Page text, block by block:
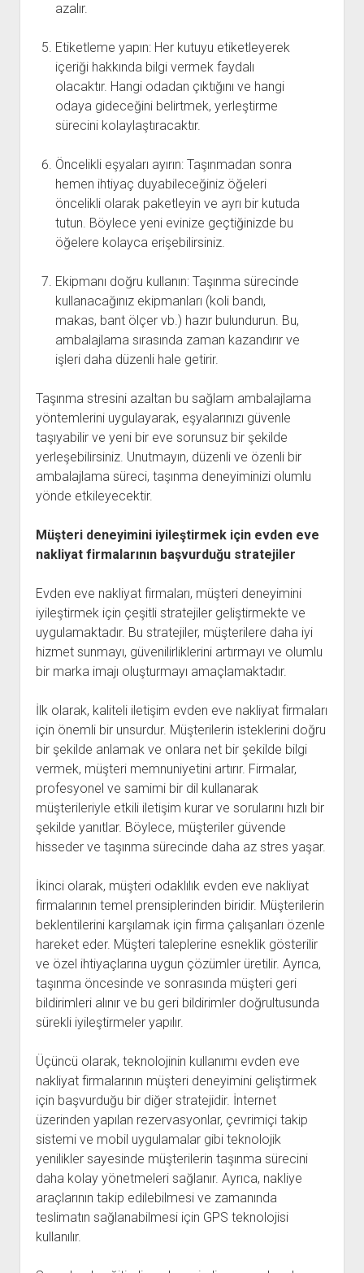
azalır.
Etiketleme yapın: Her kutuyu etiketleyerek
içeriği hakkında bilgi vermek faydalı
olacaktır. Hangi odadan çıktığını ve hangi
odaya gideceğini belirtmek, yerleştirme
sürecini kolaylaştıracaktır.
Öncelikli eşyaları ayırın: Taşınmadan sonra
hemen ihtiyaç duyabileceğiniz öğeleri
öncelikli olarak paketleyin ve ayrı bir kutuda
tutun. Böylece yeni evinize geçtiğinizde bu
öğelere kolayca erişebilirsiniz.
Ekipmanı doğru kullanın: Taşınma sürecinde
kullanacağınız ekipmanları (koli bandı,
makas, bant ölçer vb.) hazır bulundurun. Bu,
ambalajlama sırasında zaman kazandırır ve
işleri daha düzenli hale getirir.
Taşınma stresini azaltan bu sağlam ambalajlama
yöntemlerini uygulayarak, eşyalarınızı güvenle
taşıyabilir ve yeni bir eve sorunsuz bir şekilde
yerleşebilirsiniz. Unutmayın, düzenli ve özenli bir
ambalajlama süreci, taşınma deneyiminizi olumlu
yönde etkileyecektir.
Müşteri deneyimini iyileştirmek için evden eve
nakliyat firmalarının başvurduğu stratejiler
Evden eve nakliyat firmaları, müşteri deneyimini
iyileştirmek için çeşitli stratejiler geliştirmekte ve
uygulamaktadır. Bu stratejiler, müşterilere daha iyi
hizmet sunmayı, güvenilirliklerini artırmayı ve olumlu
bir marka imajı oluşturmayı amaçlamaktadır.
İlk olarak, kaliteli iletişim evden eve nakliyat firmaları
için önemli bir unsurdur. Müşterilerin isteklerini doğru
bir şekilde anlamak ve onlara net bir şekilde bilgi
vermek, müşteri memnuniyetini artırır. Firmalar,
profesyonel ve samimi bir dil kullanarak
müşterileriyle etkili iletişim kurar ve sorularını hızlı bir
şekilde yanıtlar. Böylece, müşteriler güvende
hisseder ve taşınma sürecinde daha az stres yaşar.
İkinci olarak, müşteri odaklılık evden eve nakliyat
firmalarının temel prensiplerinden biridir. Müşterilerin
beklentilerini karşılamak için firma çalışanları özenle
hareket eder. Müşteri taleplerine esneklik gösterilir
ve özel ihtiyaçlarına uygun çözümler üretilir. Ayrıca,
taşınma öncesinde ve sonrasında müşteri geri
bildirimleri alınır ve bu geri bildirimler doğrultusunda
sürekli iyileştirmeler yapılır.
Üçüncü olarak, teknolojinin kullanımı evden eve
nakliyat firmalarının müşteri deneyimini geliştirmek
için başvurduğu bir diğer stratejidir. İnternet
üzerinden yapılan rezervasyonlar, çevrimiçi takip
sistemi ve mobil uygulamalar gibi teknolojik
yenilikler sayesinde müşterilerin taşınma sürecini
daha kolay yönetmeleri sağlanır. Ayrıca, nakliye
araçlarının takip edilebilmesi ve zamanında
teslimatın sağlanabilmesi için GPS teknolojisi
kullanılır.